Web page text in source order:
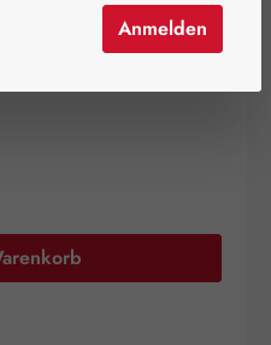
den gewünschten
Anmelden